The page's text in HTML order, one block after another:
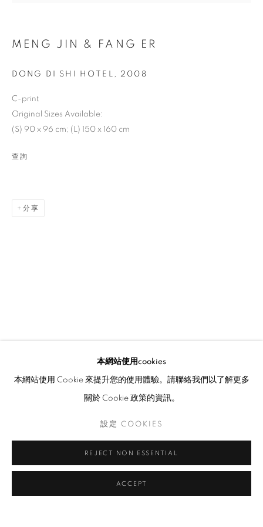
MENG JIN & FANG ER
本網站使用cookies
本網站使用 Cookie 來提升您的使用體驗。請聯絡我們以了解更多
關於 Cookie 政策的資訊。
設定 COOKIES
REJECT NON ESSENTIAL
ACCEPT
MENG JIN & FANG ER
DONG DI SHI HOTEL 2008
C-print
Original Sizes Available:
(S) 90 x 96 cm; (L) 150 x 160 cm
查詢
分享